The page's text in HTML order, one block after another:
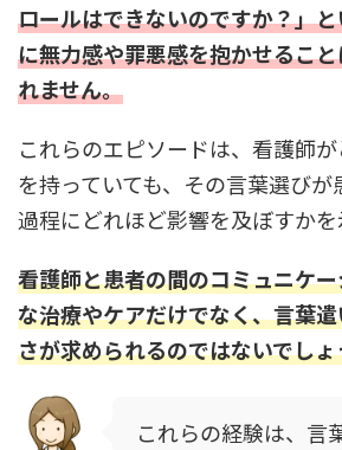
ロールはできないのですか？」
に無力感や罪悪感を抱かせるこ
れません。
これらのエピソードは、看護師
を持っていても、その言葉選び
過程にどれほど影響を及ぼすかを
看護師と患者の間のコミュニケ
な治療やケアだけでなく、言葉
さが求められるのではないでし
これらの経験は、言